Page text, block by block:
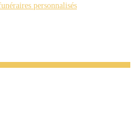
personnalisés